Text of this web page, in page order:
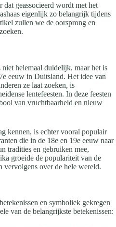
dat geassocieerd wordt met het
eigenlijk zo belangrijk tijdens
zullen we de oorsprong en
niet helemaal duidelijk, maar het is
eeuw in Duitsland. Het idee van
ze laat zoeken, is
lentefeesten. In deze feesten
van vruchtbaarheid en nieuw
kennen, is echter vooral populair
die in de 18e en 19e eeuw naar
tradities en gebruiken mee,
groeide de populariteit van de
vervolgens over de hele wereld.
en symboliek gekregen
van de belangrijkste betekenissen: